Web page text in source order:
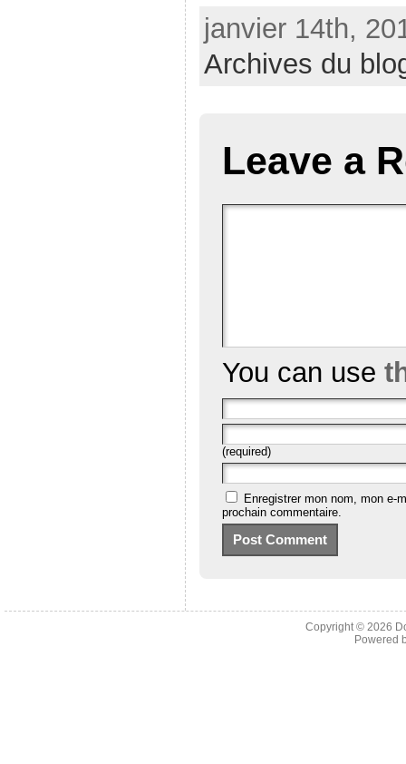
janvier 14th,
Archives du
Leave a
You can use
(required)
Enregistrer mon nom, mon e-
prochain commentaire.
Copyright © 2026
Powered